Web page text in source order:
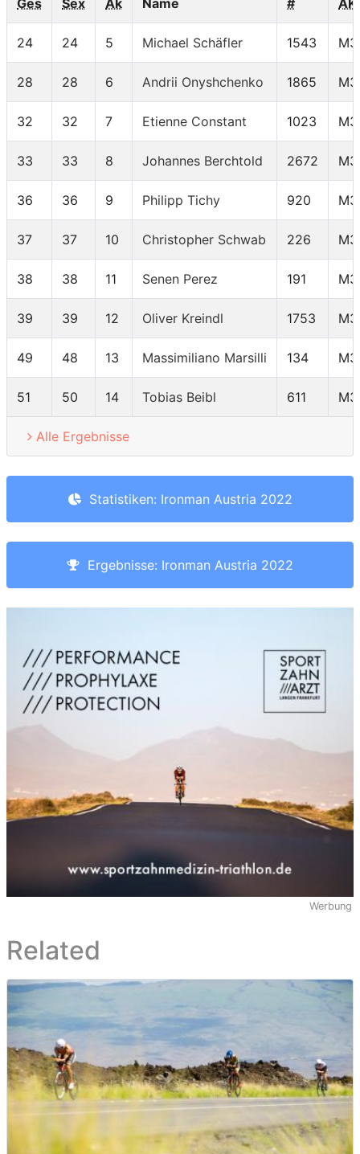
Ges Sex Ak Name # AK
24 24 5 Michael Schäfler 1543
28 28 6 Andrii Onyshchenko 1865
32 32 7 Etienne Constant 1023
33 33 8 Johannes Berchtold 2672
36 36 9 Philipp Tichy 920
37 37 10 Christopher Schwab 226
38 38 11 Senen Perez 191
39 39 12 Oliver Kreindl 1753
49 48 13 Massimiliano Marsilli 134
51 50 14 Tobias Beibl 611
Alle Ergebnisse
Statistiken: Ironman Austria 2022
Ergebnisse: Ironman Austria 2022
Werbung
Related